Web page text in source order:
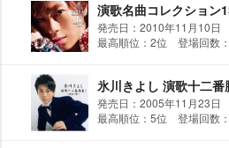
演歌名曲コレクション
発売日：2010年11月10日
最高順位：2位 登場回数
氷川きよし 演歌十二
発売日：2005年11月23日
最高順位：5位 登場回数